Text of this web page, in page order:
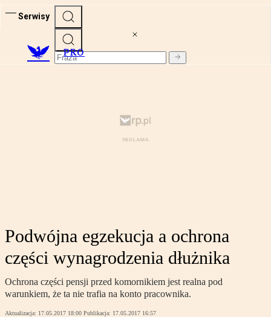
Serwisy
PRO
Podwójna egzekucja a ochrona
części wynagrodzenia dłużnika
Ochrona części pensji przed komornikiem jest realna pod
warunkiem, że ta nie trafia na konto pracownika.
Aktualizacja: 17.05.2017 18:00 Publikacja: 17.05.2017 16:57